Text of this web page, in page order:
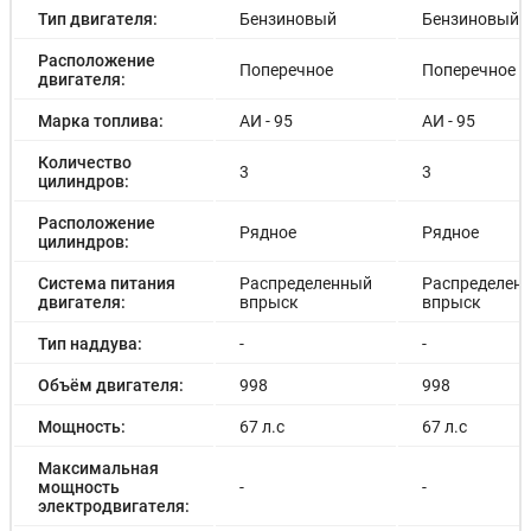
Тип двигателя: Бензиновый Бензиновый
Расположение
двигателя:
Поперечное Поперечное
Марка топлива: АИ - 95 АИ - 95
Количество
цилиндров:
3 3
Расположение
цилиндров:
Рядное Рядное
Система питания
двигателя:
Распределенный
впрыск
впрыск
Тип наддува: - -
Объём двигателя: 998 998
Мощность: 67 л.с 67 л.с
Максимальная
мощность
электродвигателя:
- -